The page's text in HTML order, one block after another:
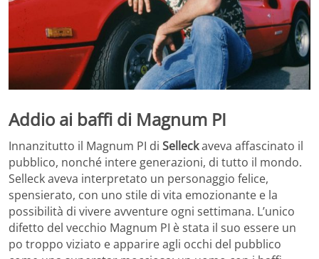
Addio ai baffi di Magnum PI
Innanzitutto il Magnum PI di Selleckaveva affascinato il
pubblico, nonché intere generazioni, di tutto il mondo.
Selleck aveva interpretato un personaggio felice,
spensierato, con uno stile di vita emozionante e la
possibilità di vivere avventure ogni settimana. L’unico
difetto del vecchio Magnum PI è stata il suo essere un
po troppo viziato e apparire agli occhi del pubblico